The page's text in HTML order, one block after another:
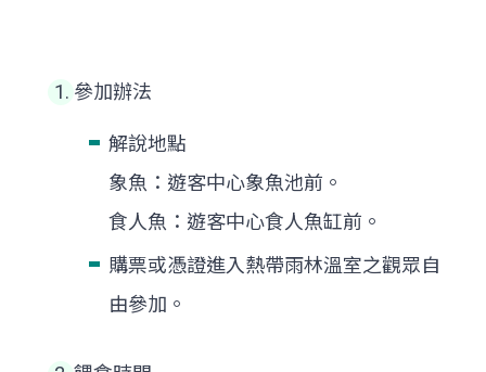
參加辦法
解說地點
象魚：遊客中心象魚池前。
食人魚：遊客中心食人魚缸前。
購票或憑證進入熱帶雨林溫室之觀眾自
由參加。